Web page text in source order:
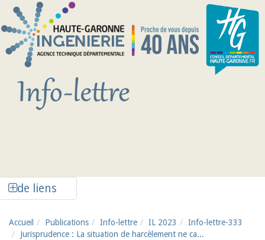
Aller au contenu principal
de liens
Accueil Publications Info-lettre IL 2023
Info-lettre-333
Jurisprudence : La situation de harcèlement ne ca...